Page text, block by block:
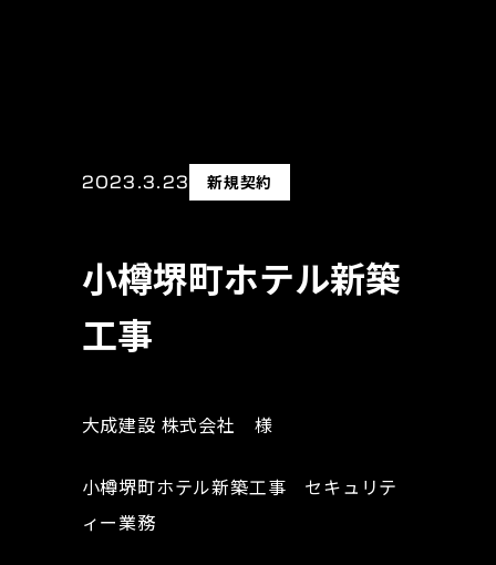
2023.3.23 新規契約
小樽堺町ホテル新築
工事
大成建設 株式会社 様
小樽堺町ホテル新築工事 セキュリテ
ィー業務